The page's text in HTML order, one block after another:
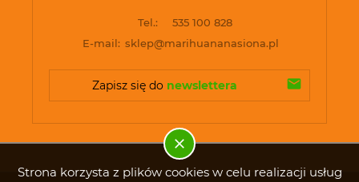
Strona korzysta z plików cookies w celu realizacji usług
Tel.:
535 100 828
E-mail: sklep@marihuananasiona.pl
Zapisz się do newslettera